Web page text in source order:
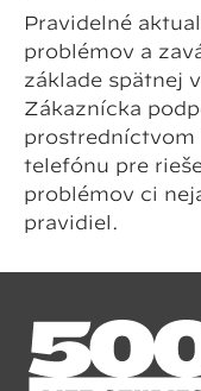
Pravidelné
problémov a
základe spätnej
Zákaznícka
prostredníctvom
telefónu pre
problémov či
pravidiel.